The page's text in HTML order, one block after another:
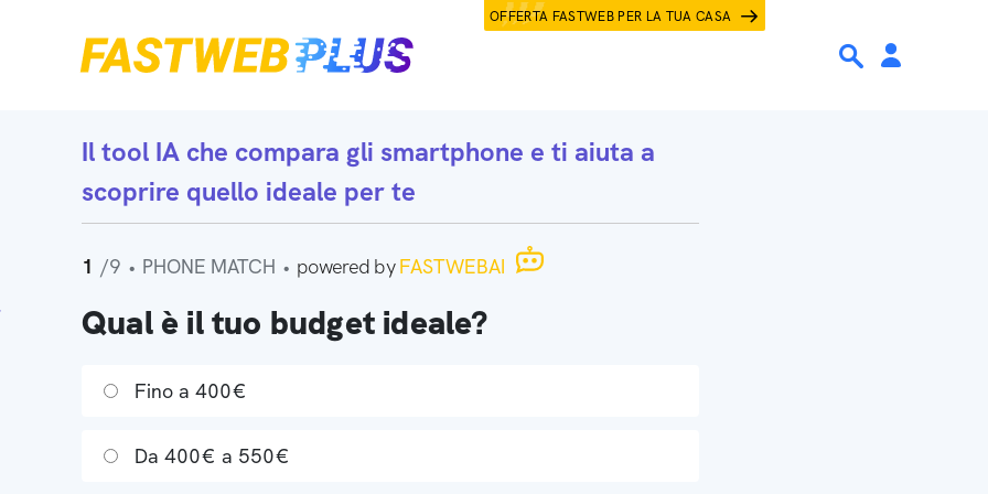
OFFERTA FASTWEB PER LA TUA CASA
Il tool IA che compara gli smartphone e ti aiuta a
scoprire quello ideale per te
1 /9 • PHONE MATCH • powered byFASTWEBAI
Qual è il tuo budget ideale?
Fino a 400€
Da 400€ a 550€